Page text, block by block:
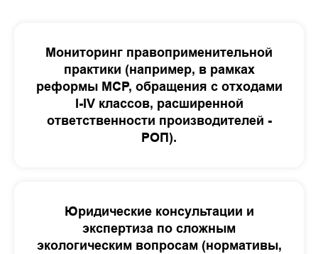
Мониторинг правоприменительной
практики (например, в рамках
реформы МСР, обращения с отходами
I-IV классов, расширенной
ответственности производителей -
РОП).
Юридические консультации и
экспертиза по сложным
экологическим вопросам (нормативы,